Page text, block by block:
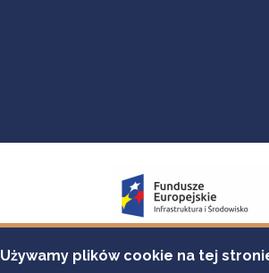
Używamy plików cookie na tej